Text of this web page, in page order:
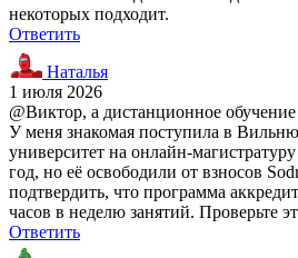
некоторых подходит.
Ответить
Наталья
1 июля 2026
@Виктор, а дистанционное
У меня знакомая поступила в
университет на онлайн-
год, но её освободили от взносов
подтвердить, что программа
часов в неделю занятий. Проверьте
Ответить